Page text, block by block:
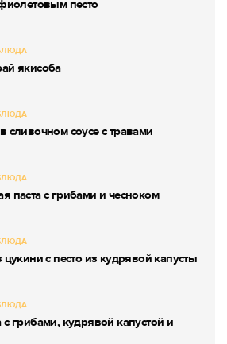
песто
якисоба
сливочном соусе с травами
паста с грибами и чесноком
цукини с песто из кудрявой капусты
с грибами, кудрявой капустой и